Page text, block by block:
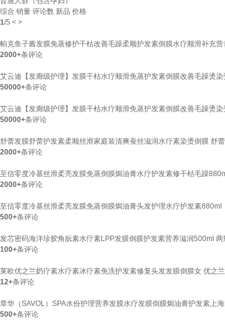
综合 销量 评论数 新品 价格
1/5 < >
帕克鱼子酱发膜免蒸修护干枯改善毛躁柔顺护发素倒膜水疗顺滑补充营
2000+条评论
艾云迪【发廊级护理】发膜干枯水疗顺滑免蒸护发素倒膜改善毛躁烫染
50000+条评论
艾云迪【发廊级护理】发膜干枯水疗顺滑免蒸护发素倒膜改善毛躁烫染
50000+条评论
舒蕾发膜舒蕾护发素柔顺丝滑家庭装清爽蚕丝滋润水疗素染烫倒膜 舒
2000+条评论
至信零度冷基丝滑柔亮发膜免蒸倒膜焗油膏水疗护发素修干枯毛躁
2000+条评论
至信零度冷基丝滑柔亮发膜免蒸倒膜焗油膏头发护理水疗护发素880ml
500+条评论
发芯密码海洋珍胶角朊素水疗素LPP发膜倒膜护发素营养滋润500ml 两
100+条评论
莱欧优之兰奶疗素水疗素冰疗素免洗护发素修复头发发膜倒膜女 优之
12+条评论
章华（SAVOL）SPA水份护理营养发膜水疗发膜倒膜焗油膏护发素上
500+条评论